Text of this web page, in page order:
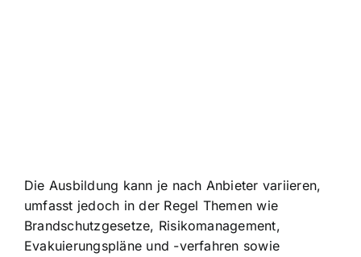
Die Ausbildung kann je nach Anbieter variieren,
umfasst jedoch in der Regel Themen wie
Brandschutzgesetze, Risikomanagement,
Evakuierungspläne und -verfahren sowie